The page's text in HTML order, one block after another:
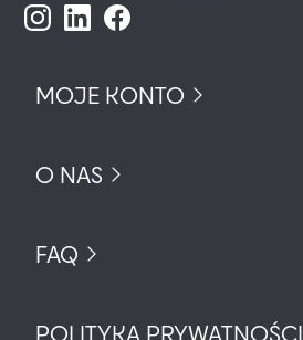
MOJE KONTO
O NAS
FAQ
POLITYKA PRYWATNOŚCI